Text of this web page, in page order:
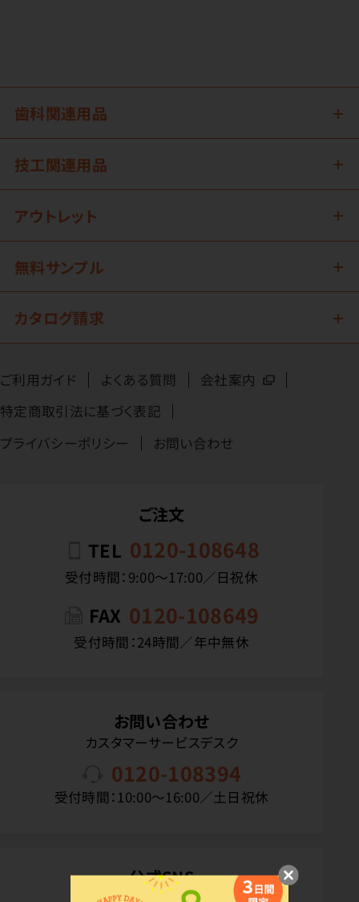
歯科関連用品
技工関連用品
アウトレット
無料サンプル
カタログ請求
ご利用ガイド よくある質問
会社案内
特定商取引法に基づく表記
プライバシーポリシー
お問い合わせ
ご注文
TEL 0120-108648
受付時間：9:00〜17:00／日祝休
FAX 0120-108649
受付時間：24時間／年中無休
お問い合わせ
カスタマーサービスデスク
0120-108394
受付時間：10:00〜16:00／土日祝休
公式SNS